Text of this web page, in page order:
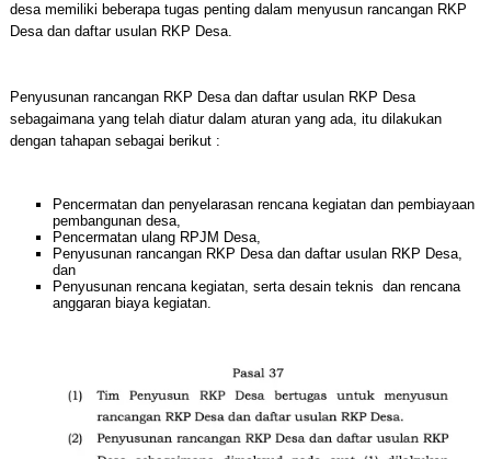
desa memiliki beberapa tugas penting dalam menyusun rancangan RKP
Desa dan daftar usulan RKP Desa.
Penyusunan rancangan RKP Desa dan daftar usulan RKP Desa
sebagaimana yang telah diatur dalam aturan yang ada, itu dilakukan
dengan tahapan sebagai berikut :
Pencermatan dan penyelarasan rencana kegiatan dan pembiayaan
pembangunan desa,
Pencermatan ulang RPJM Desa,
Penyusunan rancangan RKP Desa dan daftar usulan RKP Desa,
dan
Penyusunan rencana kegiatan, serta desain teknis dan rencana
anggaran biaya kegiatan.